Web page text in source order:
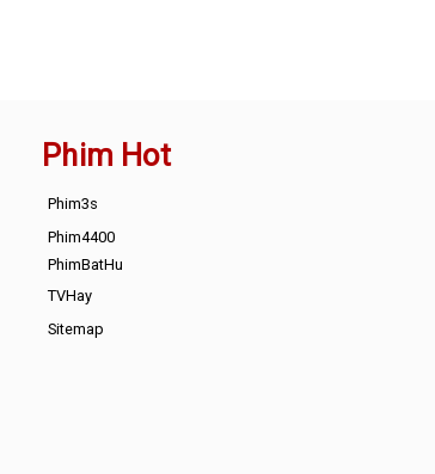
Phim Hot
Phim3s
Phim4400
PhimBatHu
TVHay
Sitemap